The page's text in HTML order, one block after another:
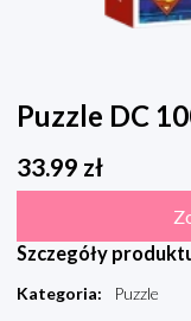
Puzzle DC
33.99 zł
Szczegóły
Kategoria:
Puzzle